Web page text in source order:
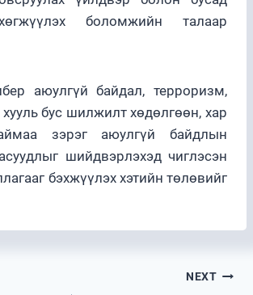
боломжийн талаар
аюулгүй байдал, терроризм,
бус шилжилт хөдөлгөөн, хар
зэрэг аюулгүй байдлын
шийдвэрлэхэд чиглэсэн
бэхжүүлэх хэтийн төлөвийг
NEXT